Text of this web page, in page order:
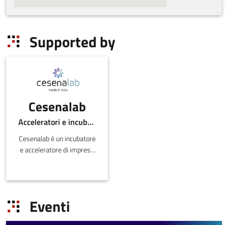
Supported by
Cesenalab
Acceleratori e incubatori di in-ER
Cesenalab è un incubatore
e acceleratore di imprese
Eventi